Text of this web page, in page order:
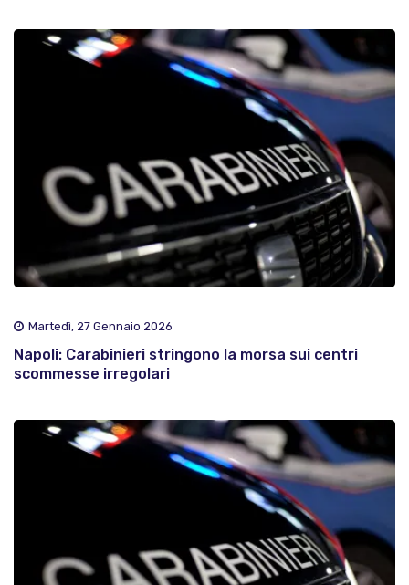
Martedì, 27 Gennaio 2026
Napoli: Carabinieri stringono la morsa sui centri
scommesse irregolari